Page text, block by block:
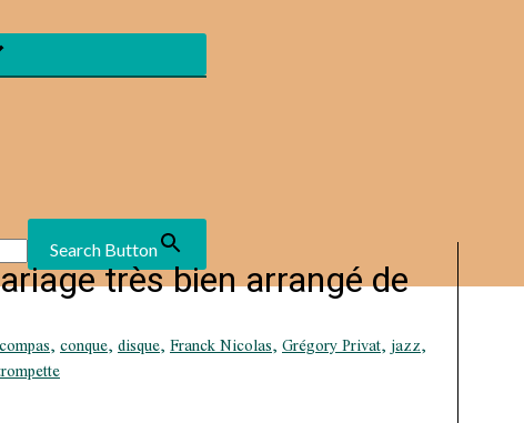
Search Button
très bien arrangé de
compas,conque,disque,Franck Nicolas,Grégory Privat,jazz,